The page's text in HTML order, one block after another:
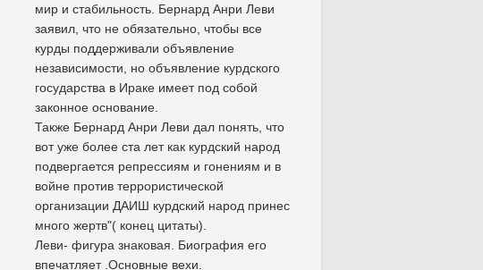
мир и стабильность. Бернард Анри Леви
заявил, что не обязательно, чтобы все
курды поддерживали объявление
независимости, но объявление курдского
государства в Ираке имеет под собой
законное основание.
Также Бернард Анри Леви дал понять, что
вот уже более ста лет как курдский народ
подвергается репрессиям и гонениям и в
войне против террористической
организации ДАИШ курдский народ принес
много жертв"( конец цитаты).
Леви- фигура знаковая. Биография его
впечатляет .Основные вехи.